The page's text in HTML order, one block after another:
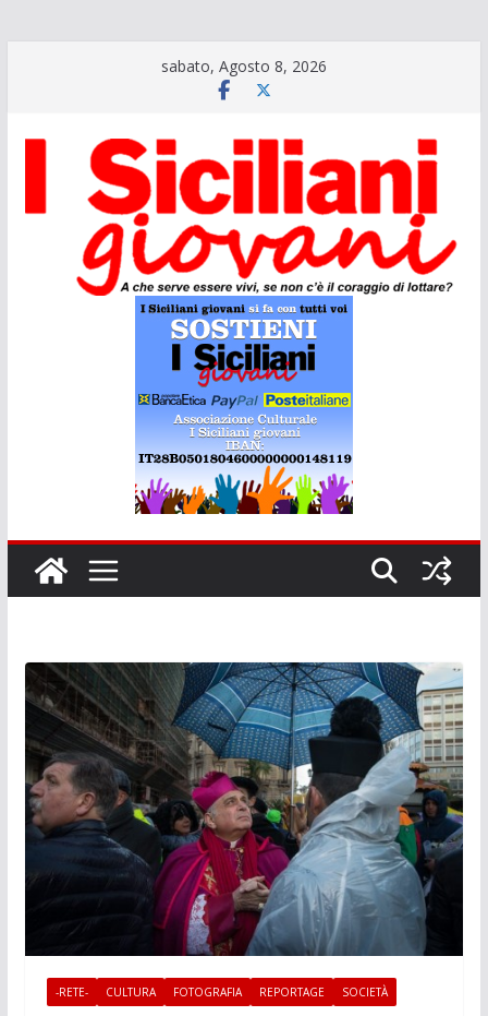
sabato, Agosto 8, 2026
-RETE- CULTURA FOTOGRAFIA REPORTAGE SOCIETÀ